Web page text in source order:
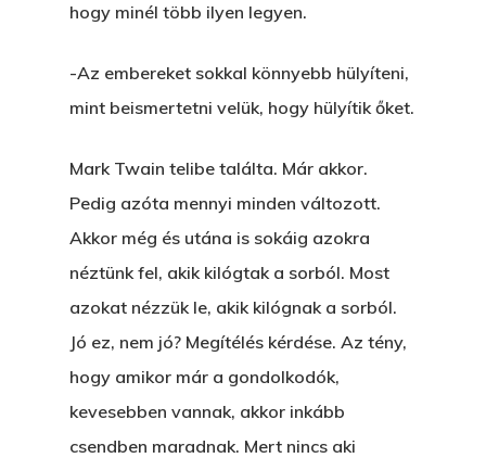
hogy minél több ilyen legyen.
-Az embereket sokkal könnyebb hülyíteni,
mint beismertetni velük, hogy hülyítik őket.
Mark Twain telibe találta. Már akkor.
Pedig azóta mennyi minden változott.
Akkor még és utána is sokáig azokra
néztünk fel, akik kilógtak a sorból. Most
azokat nézzük le, akik kilógnak a sorból.
Jó ez, nem jó? Megítélés kérdése. Az tény,
hogy amikor már a gondolkodók,
kevesebben vannak, akkor inkább
csendben maradnak. Mert nincs aki